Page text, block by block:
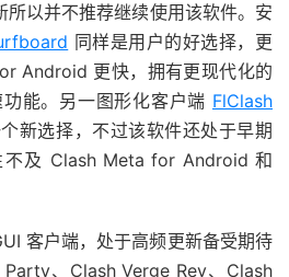
所以并不推荐继续使用该软件。安
同样是用户的好选择，更
Android 更快，拥有更现代化的
能。另一图形化客户端 FlClash
新选择，不过该软件还处于早期
及 Clash Meta for Android 和
客户端，处于高频更新备受期待
、Clash Verge Rev、Clash